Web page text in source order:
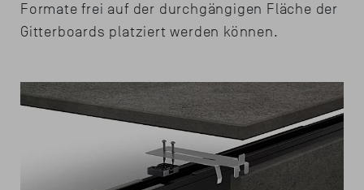
Formate frei auf der durchgängigen Fläche der
Gitterboards platziert werden können.